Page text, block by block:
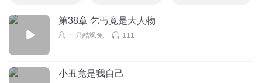
第38章 乞丐竟是大人物
一只酷飒兔 111
小丑竟是我自己